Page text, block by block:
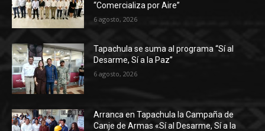
“Comercializa por Aire”
6 agosto, 2026
Tapachula se suma al programa “Sí al
Desarme, Sí a la Paz”
6 agosto, 2026
Arranca en Tapachula la Campaña de
Canje de Armas «Sí al Desarme, Sí a la